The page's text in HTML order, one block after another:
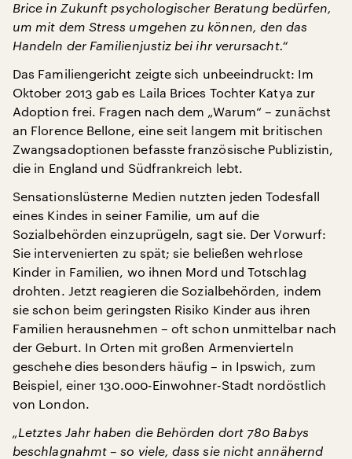
Brice in Zukunft psychologischer Beratung bedürfen,
um mit dem Stress umgehen zu können, den das
Handeln der Familienjustiz bei ihr verursacht.“
Das Familiengericht zeigte sich unbeeindruckt: Im
Oktober 2013 gab es Laila Brices Tochter Katya zur
Adoption frei. Fragen nach dem „Warum“ – zunächst
an Florence Bellone, eine seit langem mit britischen
Zwangsadoptionen befasste französische Publizistin,
die in England und Südfrankreich lebt.
Sensationslüsterne Medien nutzten jeden Todesfall
eines Kindes in seiner Familie, um auf die
Sozialbehörden einzuprügeln, sagt sie. Der Vorwurf:
Sie intervenierten zu spät; sie beließen wehrlose
Kinder in Familien, wo ihnen Mord und Totschlag
drohten. Jetzt reagieren die Sozialbehörden, indem
sie schon beim geringsten Risiko Kinder aus ihren
Familien herausnehmen – oft schon unmittelbar nach
der Geburt. In Orten mit großen Armenvierteln
geschehe dies besonders häufig – in Ipswich, zum
Beispiel, einer 130.000-Einwohner-Stadt nordöstlich
von London.
„Letztes Jahr haben die Behörden dort 780 Babys
beschlagnahmt – so viele, dass sie nicht annähernd